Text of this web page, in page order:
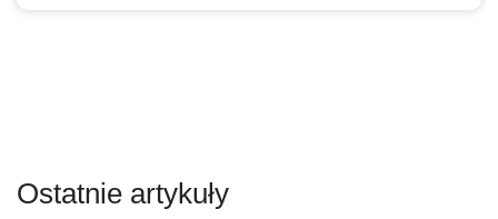
Ostatnie artykuły